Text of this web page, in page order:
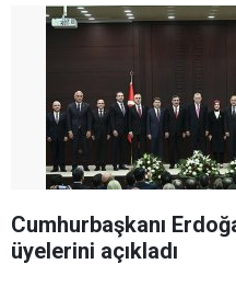
Cumhurbaşkanı
üyelerini açıkladı